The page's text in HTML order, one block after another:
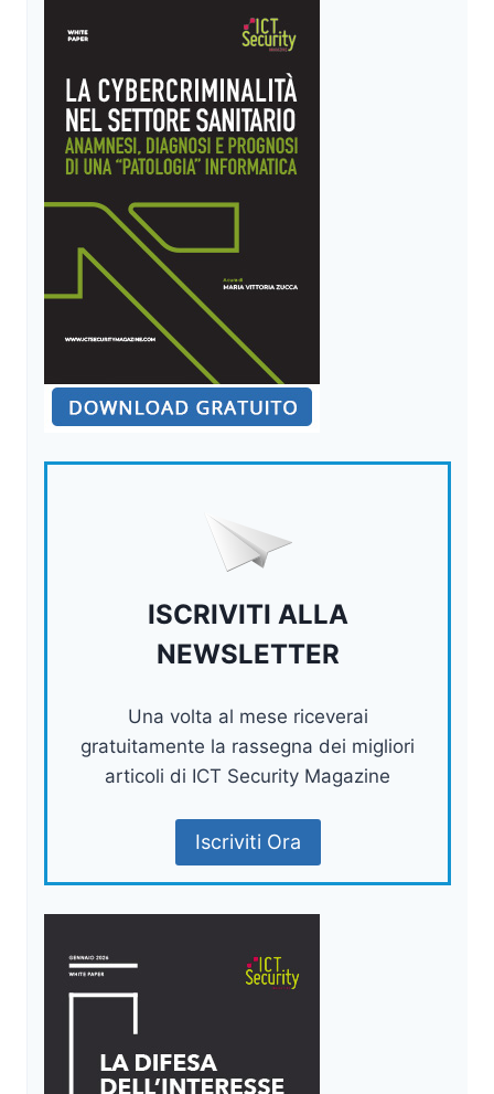
CONTRACTS
ISCRIVITI ALLA
NEWSLETTER
Una volta al mese riceverai
gratuitamente la rassegna dei migliori
articoli di ICT Security Magazine
Iscriviti Ora